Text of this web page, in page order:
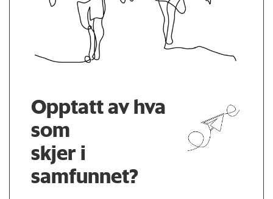
Opptatt av hva
som
skjer i
samfunnet?